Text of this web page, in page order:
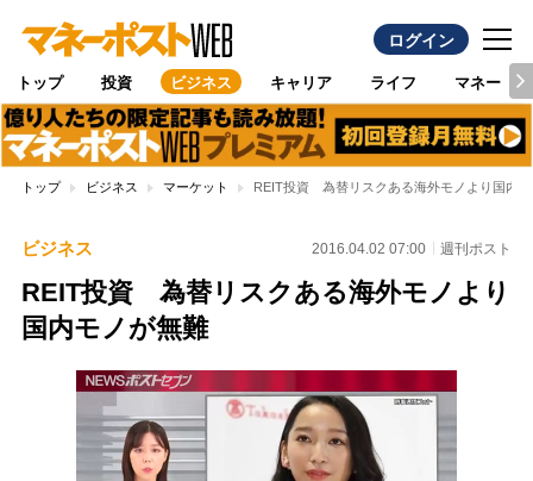
ログイン
トップ 投資 ビジネス キャリア ライフ マネー
トップ ビジネス マーケット REIT投資 為替リスクある海外モノより国内
ビジネス 2016.04.02 07:00 週刊ポスト
REIT投資 為替リスクある海外モノより
国内モノが無難